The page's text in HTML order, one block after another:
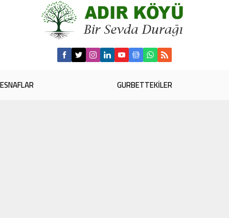
ESNAFLAR GURBETTEKİLER